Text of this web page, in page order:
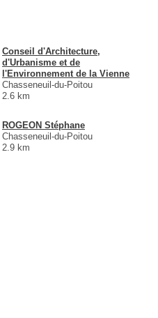
Conseil d'Architecture,
d'Urbanisme et de
l'Environnement de la Vienne
Chasseneuil-du-Poitou
2.6 km
ROGEON Stéphane
Chasseneuil-du-Poitou
2.9 km